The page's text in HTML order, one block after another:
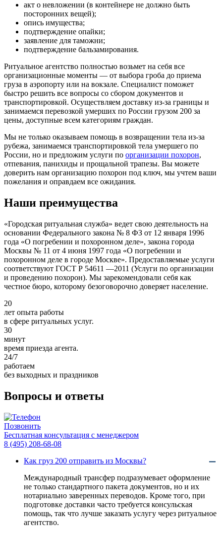
акт о невложении (в контейнере не должно быть
посторонних вещей);
опись имущества;
подтверждение опайки;
заявление для таможни;
подтверждение бальзамирования.
Ритуальное агентство полностью возьмет на себя все
организационные моменты — от выбора гроба до приема
груза в аэропорту или на вокзале. Специалист поможет
быстро решить все вопросы со сбором документов и
транспортировкой. Осуществляем доставку из-за границы и
занимаемся перевозкой умерших по России грузом 200 за
цены, доступные всем категориям граждан.
Мы не только оказываем помощь в возвращении тела из-за
рубежа, занимаемся транспортировкой тела умершего по
России, но и предложим услуги по организации похорон,
отпевания, панихиды и прощальной трапезы. Вы можете
доверить нам организацию похорон под ключ, мы учтем ваши
пожелания и оправдаем все ожидания.
Наши преимущества
«Городская ритуальная служба» ведет свою деятельность на
основании Федерального закона № 8 ФЗ от 12 января 1996
года «О погребении и похоронном деле», закона города
Москвы № 11 от 4 июня 1997 года «О погребении и
похоронном деле в городе Москве». Предоставляемые услуги
соответствуют ГОСТ Р 54611 —2011 (Услуги по организации
и проведению похорон). Мы зарекомендовали себя как
честное бюро, которому безоговорочно доверяет население.
20
лет опыта работы
в сфере ритуальных услуг.
30
минут
время приезда агента.
24/7
работаем
без выходных и праздников
Вопросы и ответы
Позвонить
Бесплатная консультация с менеджером
8 (495) 208-68-08
Как груз 200 отправить из Москвы?
Международный трансфер подразумевает оформление
не только стандартного пакета документов, но и их
нотариально заверенных переводов. Кроме того, при
подготовке доставки часто требуется консульская
помощь, так что лучше заказать услугу через ритуальное
агентство.